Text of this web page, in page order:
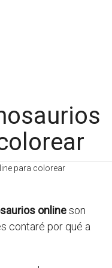
onlineson
contaré por qué a